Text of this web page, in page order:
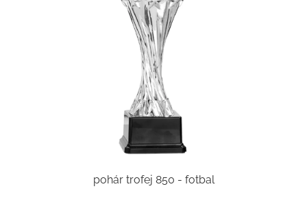
pohár trofej 850 - fotbal